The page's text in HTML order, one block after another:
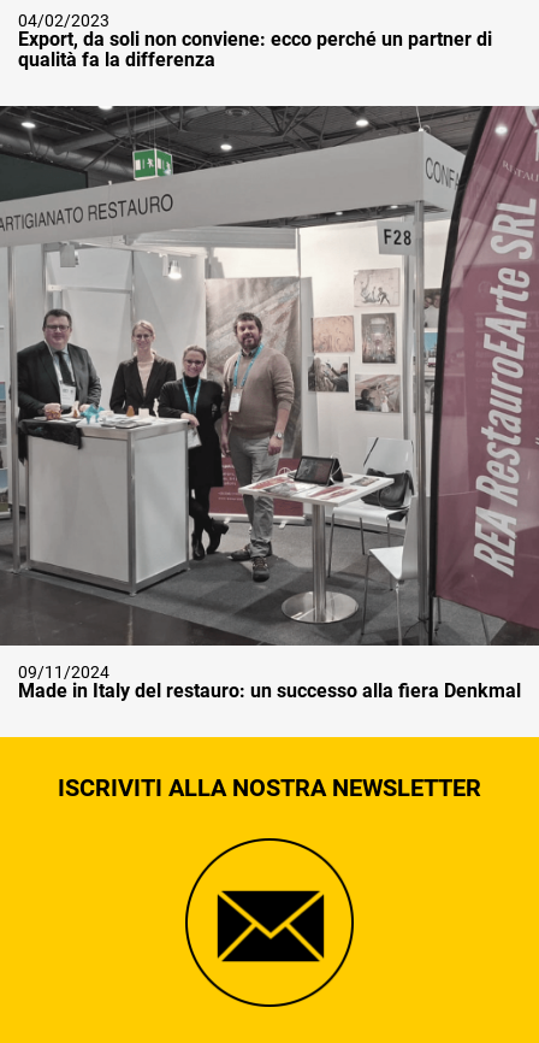
04/02/2023
Export, da soli non conviene: ecco perché un partner di
qualità fa la differenza
09/11/2024
Made in Italy del restauro: un successo alla fiera Denkmal
ISCRIVITI ALLA NOSTRA NEWSLETTER